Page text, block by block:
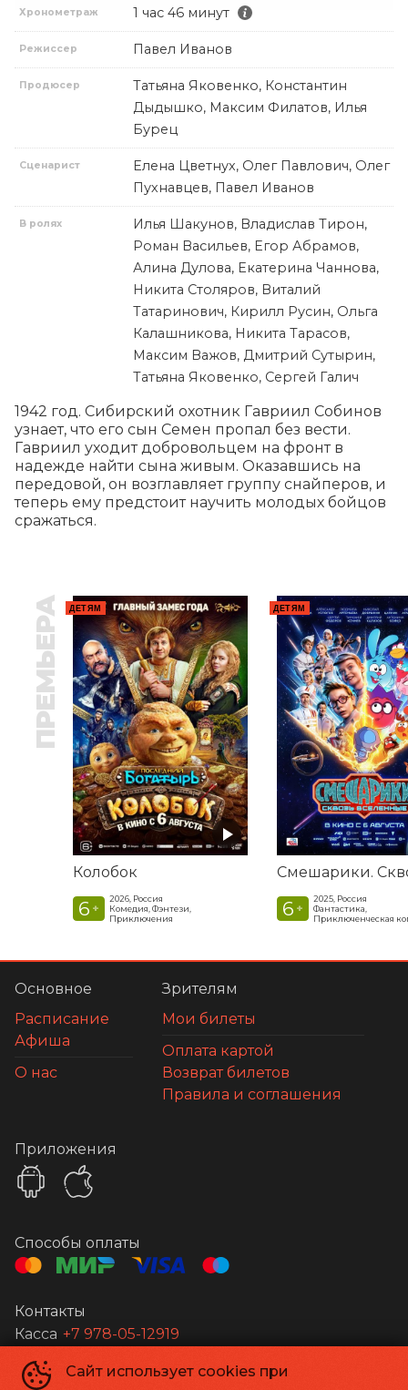
Хронометраж 1 час 46 минут
Режиссер Павел Иванов
Продюсер
Татьяна Яковенко, Константин
Дыдышко, Максим Филатов, Илья
Бурец
Сценарист
Елена Цветнух, Олег Павлович, Олег
Пухнавцев, Павел Иванов
В ролях
Илья Шакунов, Владислав Тирон,
Роман Васильев, Егор Абрамов,
Алина Дулова, Екатерина Чаннова,
Никита Столяров, Виталий
Татаринович, Кирилл Русин, Ольга
Калашникова, Никита Тарасов,
Максим Важов, Дмитрий Сутырин,
Татьяна Яковенко, Сергей Галич
1942 год. Сибирский охотник Гавриил Собинов
узнает, что его сын Семен пропал без вести.
Гавриил уходит добровольцем на фронт в
надежде найти сына живым. Оказавшись на
передовой, он возглавляет группу снайперов, и
теперь ему предстоит научить молодых бойцов
сражаться.
ПРЕМЬЕРА ДЕТЯМ
Колобок
6 +
2026, Россия
Комедия, Фэнтези,
Приключения
ДЕТЯМ
6 +
2025, Россия
Фантастика,
Приключенческая
Сайт использует cookies при
Основное
Расписание
Афиша
О нас
Зрителям
Мои билеты
Оплата картой
Возврат билетов
Правила и соглашения
Приложения
Способы оплаты
Контакты
Касса +7 978-05-12919